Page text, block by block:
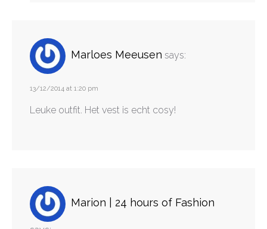
Marloes Meeusen says:
13/12/2014 at 1:20 pm
Leuke outfit. Het vest is echt cosy!
Marion | 24 hours of Fashion